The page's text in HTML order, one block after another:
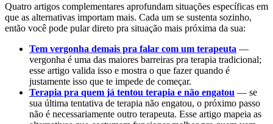
Quatro artigos complementares aprofundam situações específicas em
que as alternativas importam mais. Cada um se sustenta sozinho,
então você pode pular direto pra situação mais próxima da sua:
Tem vergonha demais pra falar com um terapeuta —
vergonha é uma das maiores barreiras pra terapia tradicional;
esse artigo valida isso e mostra o que fazer quando é
justamente isso que te impede de começar.
Terapia pra quem já tentou terapia e não engatou — se
sua última tentativa de terapia não engatou, o próximo passo
não é necessariamente outro terapeuta. Esse artigo mapeia as